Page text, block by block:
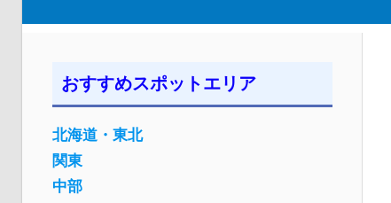
おすすめスポットエリア
北海道・東北
関東
中部